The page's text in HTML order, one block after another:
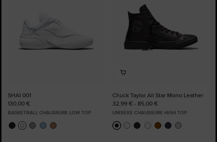
SHAI 001
130,00 €
BASKETBALL CHAUSSURE LOW TOP
Chuck Taylor All Star Mono Leather
32,99 € - 85,00 €
UNISEXE CHAUSSURE HIGH TOP